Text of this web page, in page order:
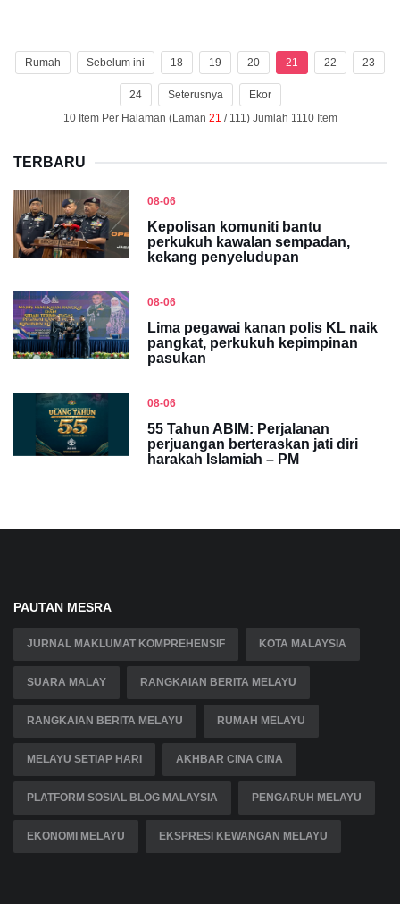
Rumah Sebelum ini 18 19 20 21 22 23
24 Seterusnya
Ekor
10 Item Per Halaman (Laman 21 / 111) Jumlah 1110 Item
TERBARU
08-06
Kepolisan komuniti bantu
perkukuh kawalan sempadan,
kekang penyeludupan
08-06
Lima pegawai kanan polis KL naik
pangkat, perkukuh kepimpinan
pasukan
08-06
55 Tahun ABIM: Perjalanan
perjuangan berteraskan jati diri
harakah Islamiah – PM
PAUTAN MESRA
JURNAL MAKLUMAT KOMPREHENSIF KOTA MALAYSIA
SUARA MALAY RANGKAIAN BERITA MELAYU
RANGKAIAN BERITA MELAYU RUMAH MELAYU
MELAYU SETIAP HARI AKHBAR CINA CINA
PLATFORM SOSIAL BLOG MALAYSIA PENGARUH MELAYU
EKONOMI MELAYU EKSPRESI KEWANGAN MELAYU